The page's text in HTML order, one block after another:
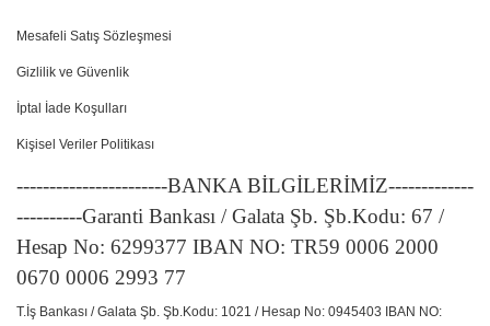
Mesafeli Satış Sözleşmesi
Gizlilik ve Güvenlik
İptal İade Koşulları
Kişisel Veriler Politikası
-----------------------BANKA BİLGİLERİMİZ-------------
----------Garanti Bankası / Galata Şb. Şb.Kodu: 67 /
Hesap No: 6299377 IBAN NO: TR59 0006 2000
0670 0006 2993 77
T.İş Bankası / Galata Şb. Şb.Kodu: 1021 / Hesap No: 0945403 IBAN NO: